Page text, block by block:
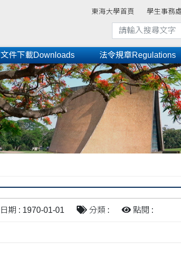
東海大學首頁 學生事務
文件下載Downloads 法令規章Regulations
日期 : 1970-01-01 分類 : 點閱 :